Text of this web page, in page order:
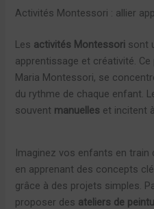
Activités Montessori : allier
Les activités Montessori sont
apprentissage et créativité.
Maria Montessori, se
du rythme de chaque enfant.
souvent manuelles et incitent
Imaginez vos enfants en
en apprenant des concepts
grâce à des projets simples.
proposer des ateliers de